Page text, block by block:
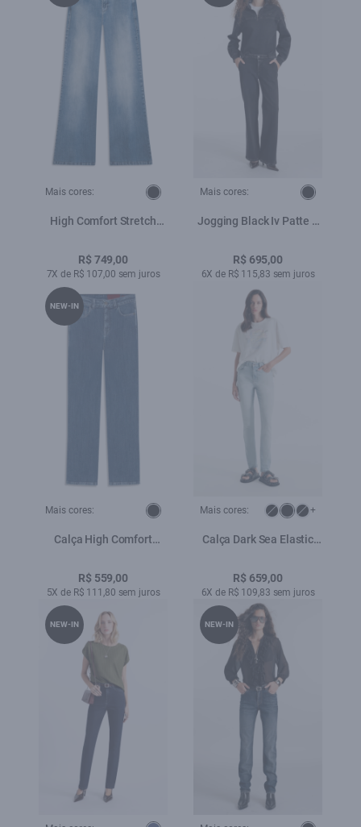
Mais cores:
High Comfort Stretch
Lav.Claro C/Used
R$ 749,00
7X de R$ 107,00 sem juros
Mais cores:
Jogging Black Iv Patte d
Luva
R$ 695,00
6X de R$ 115,83 sem juros
Mais cores:
Calça High Comfort
Lav.Medio Total
R$ 559,00
5X de R$ 111,80 sem juros
NEW-IN
Mais cores: +
Calça Dark Sea Elastic
Used
R$ 659,00
6X de R$ 109,83 sem juros
NEW-IN NEW-IN